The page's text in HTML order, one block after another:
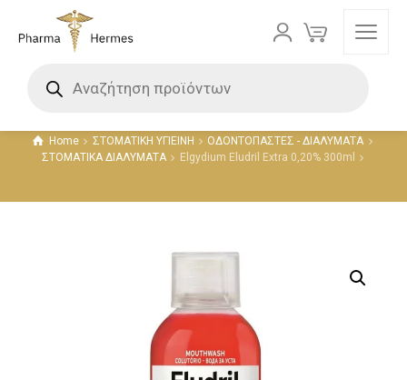
Home ΣΤΟΜΑΤΙΚΗ ΥΓΙΕΙΝΗ
ΟΔΟΝΤΟΠΑΣΤΕΣ - ΔΙΑΛΥΜΑΤΑ
ΣΤΟΜΑΤΙΚΑ ΔΙΑΛΥΜΑΤΑ
Elgydium Eludril Extra 0,20% 300ml